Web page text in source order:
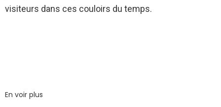
visiteurs dans ces couloirs du temps.
En voir plus